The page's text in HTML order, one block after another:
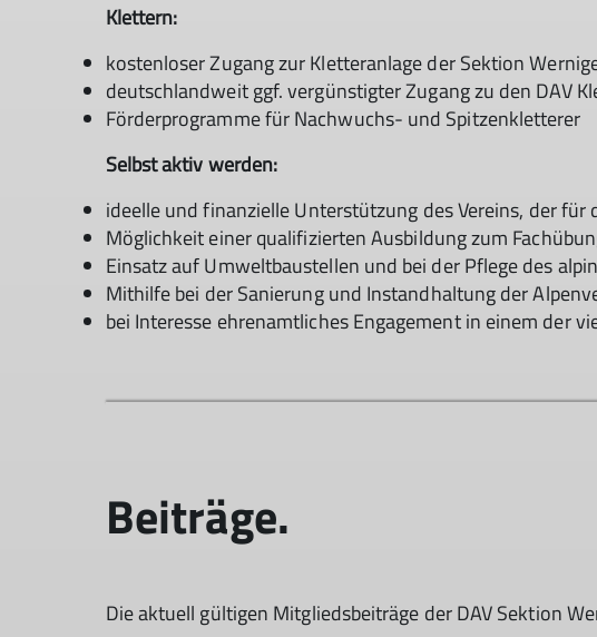
Klettern:
kostenloser Zugang zur Kletteranlage der Sektion
deutschlandweit ggf. vergünstigter Zugang zu den DAV
Förderprogramme für Nachwuchs- und Spitzenkletterer
Selbst aktiv werden:
ideelle und finanzielle Unterstützung des Vereins, der
Möglichkeit einer qualifizierten Ausbildung zum
Einsatz auf Umweltbaustellen und bei der Pflege des
Mithilfe bei der Sanierung und Instandhaltung der
bei Interesse ehrenamtliches Engagement in einem der
Beiträge.
Die aktuell gültigen Mitgliedsbeiträge der DAV Sektion